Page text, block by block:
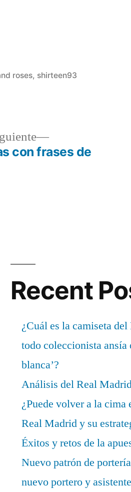
roses, shirteen93
Entrada
siguiente:
con frases de
Recent
¿Cuál es la camiseta
todo coleccionista ansía
blanca’?
Análisis del Real
¿Puede volver a la cima
Real Madrid y su
Éxitos y retos de la
Nuevo patrón de
nuevo portero y